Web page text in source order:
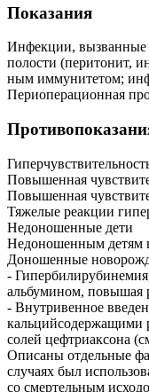
Показания
Инфекции, вызванные
полости (перитонит,
ным иммунитетом;
Периоперационная
Повышенная
Повышенная
Тяжелые реакции
Недоношенные дети
Недоношенным детям
Доношенные
-
альбумином, повышая
- Внутривенное
кальцийсодержащими
солей цефтриаксона
Описаны отдельные
случаях был
со смертельным